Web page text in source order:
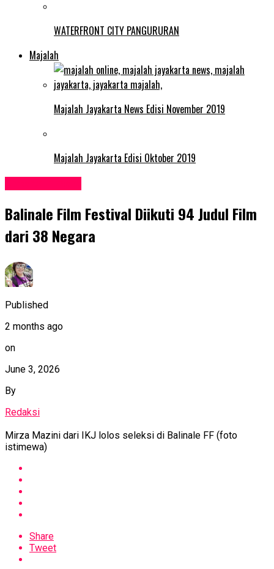
WATERFRONT CITY PANGURURAN
Majalah
Majalah Jayakarta News Edisi November 2019
Majalah Jayakarta Edisi Oktober 2019
Balinale Film Festival Diikuti 94 Judul Film
dari 38 Negara
Published
2 months ago
on
June 3, 2026
By
Redaksi
Mirza Mazini dari IKJ lolos seleksi di Balinale FF (foto
istimewa)
Share
Tweet